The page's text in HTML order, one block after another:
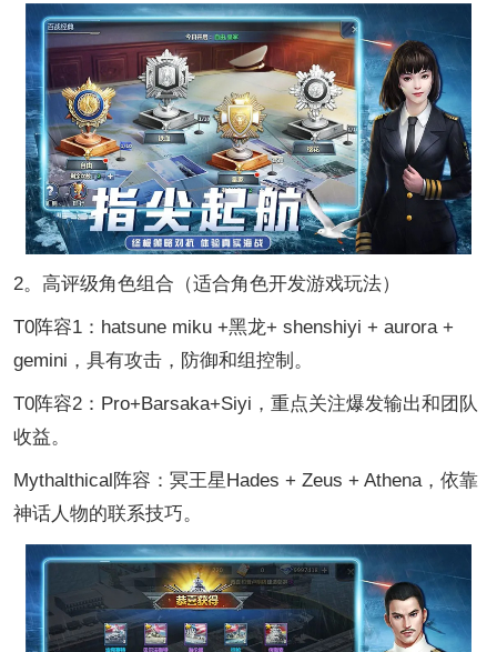
2。高评级角色组合（适合角色开发游戏玩法）
T0阵容1：hatsune miku +黑龙+ shenshiyi + aurora +
gemini，具有攻击，防御和组控制。
T0阵容2：Pro+Barsaka+Siyi，重点关注爆发输出和团队
收益。
Mythalthical阵容：冥王星Hades + Zeus + Athena，依靠
神话人物的联系技巧。